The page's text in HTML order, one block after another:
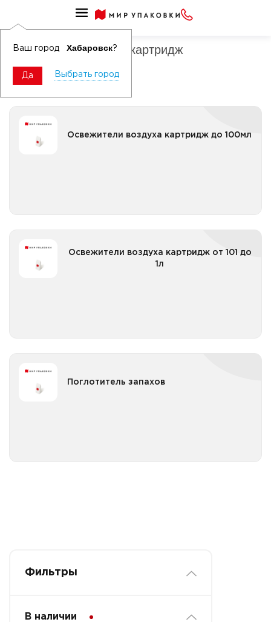
Ваш город Хабаровск?
Да Выбрать город
Освежители воздуха картридж
Освежители воздуха картридж до 100мл
Освежители воздуха картридж от 101 до
1л
Поглотитель запахов
Фильтры
В наличии